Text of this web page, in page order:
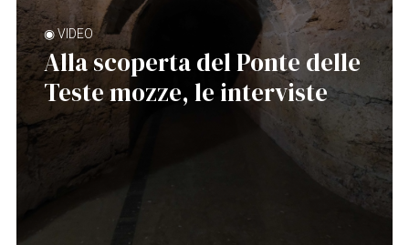
◉ VIDEO
Alla scoperta del Ponte delle
Teste mozze, le interviste